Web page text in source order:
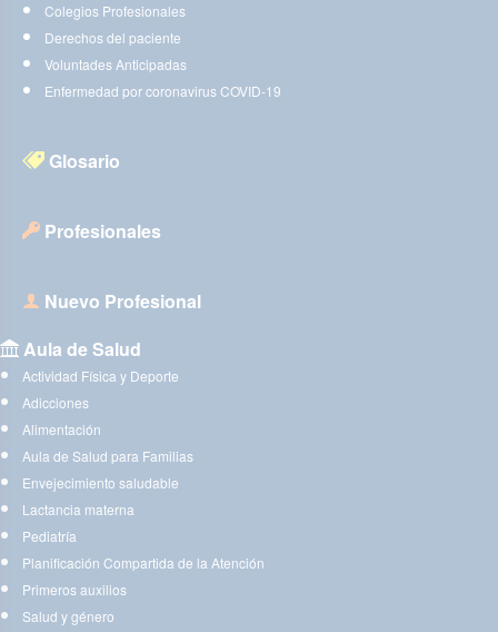
Colegios Profesionales
Derechos del paciente
Voluntades Anticipadas
Enfermedad por coronavirus COVID-19
Glosario
Profesionales
Nuevo Profesional
Aula de Salud
Actividad Física y Deporte
Adicciones
Alimentación
Aula de Salud para Familias
Envejecimiento saludable
Lactancia materna
Pediatría
Planificación Compartida de la Atención
Primeros auxilios
Salud y género